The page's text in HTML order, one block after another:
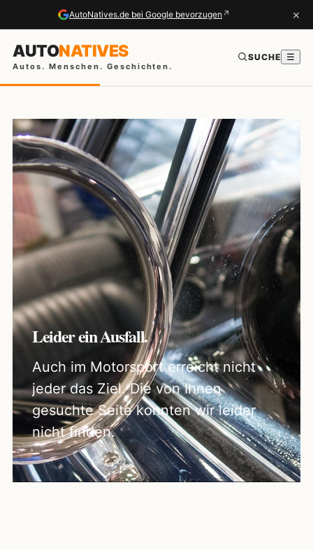
AutoNatives.de bei Google bevorzugen ↗ ×
AUTONATIVES
Autos. Menschen. Geschichten.
SUCHE ☰
Leider ein Ausfall.
Auch im Motorsport erreicht nicht
jeder das Ziel. Die von Ihnen
gesuchte Seite konnten wir leider
nicht finden.